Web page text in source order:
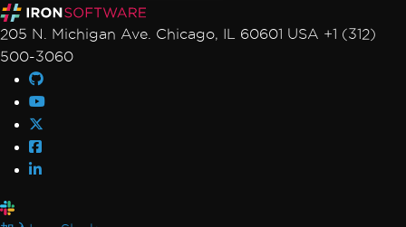
205 N. Michigan Ave. Chicago, IL 60601 USA +1 (312)
500-3060